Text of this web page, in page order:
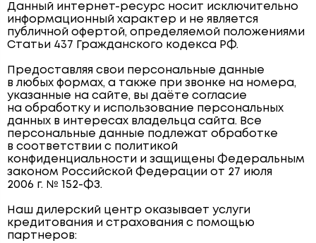
Данный интернет-ресурс носит исключительно
информационный характер и не является
публичной офертой, определяемой положениями
Статьи 437 Гражданского кодекса РФ.
Предоставляя свои персональные данные
в любых формах, а также при звонке на номера,
указанные на сайте, вы даёте согласие
на обработку и использование персональных
данных в интересах владельца сайта. Все
персональные данные подлежат обработке
в соответствии с политикой
конфиденциальности и защищены Федеральным
законом Российской Федерации от 27 июля
2006 г. № 152-ФЗ.
Наш дилерский центр оказывает услуги
кредитования и страхования с помощью
партнеров: